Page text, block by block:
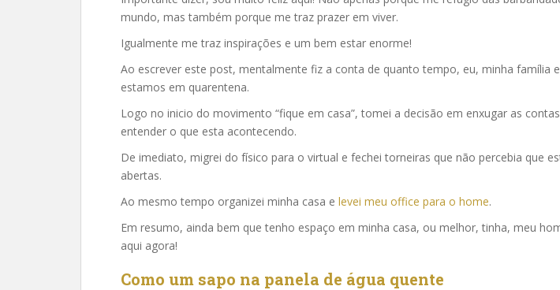
mundo, mas também porque me traz prazer em viver.
Igualmente me traz inspirações e um bem estar enorme!
Ao escrever este post, mentalmente fiz a conta de quanto tempo, eu, minha família
estamos em quarentena.
Logo no inicio do movimento “fique em casa”, tomei a decisão em enxugar as
entender o que esta acontecendo.
De imediato, migrei do físico para o virtual e fechei torneiras que não percebia que
abertas.
Ao mesmo tempo organizei minha casa e levei meu office para o home.
Em resumo, ainda bem que tenho espaço em minha casa, ou melhor, tinha, meu
aqui agora!
Como um sapo na panela de água quente